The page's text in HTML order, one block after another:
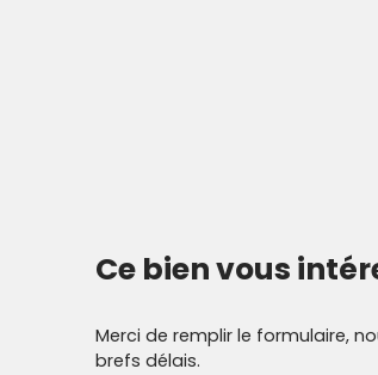
Ce bienvous
Merci de remplir le formulaire,
brefs délais.